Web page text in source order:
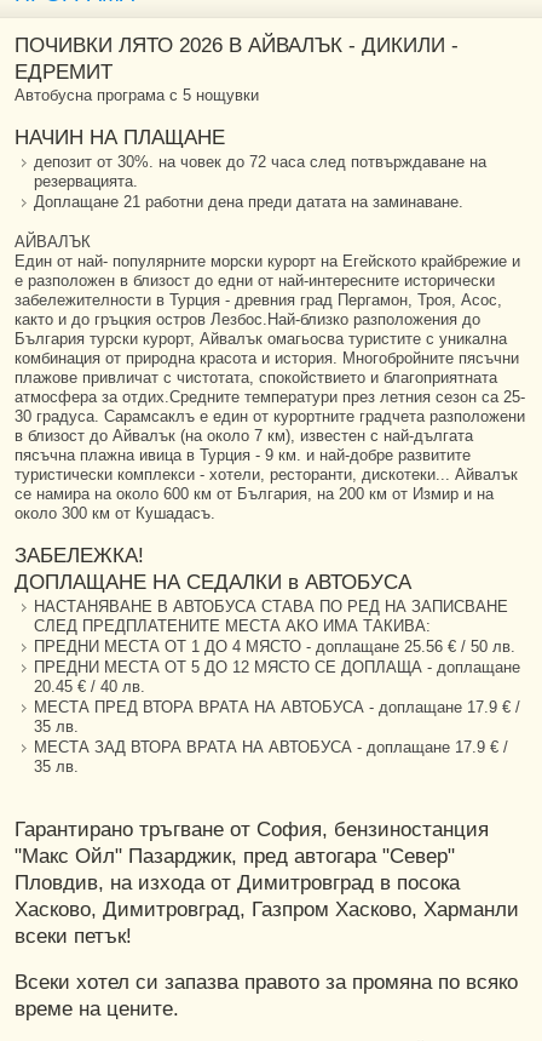
ПОЧИВКИ ЛЯТО 2026 В АЙВАЛЪК - ДИКИЛИ -
ЕДРЕМИТ
Автобусна програма с 5 нощувки
НАЧИН НА ПЛАЩАНЕ
депозит от 30%. на човек до 72 часа след потвърждаване на
резервацията.
Доплащане 21 работни дена преди датата на заминаване.
АЙВАЛЪК
Един от най- популярните морски курорт на Егейското крайбрежие и
е разположен в близост до едни от най-интересните исторически
забележителности в Турция - древния град Пергамон, Троя, Асос,
както и до гръцкия остров Лезбос.Най-близко разположения до
България турски курорт, Айвалък омагьосва туристите с уникална
комбинация от природна красота и история. Многобройните пясъчни
плажове привличат с чистотата, спокойствието и благоприятната
атмосфера за отдих.Средните температури през летния сезон са 25-
30 градуса. Сарамсаклъ е един от курортните градчета разположени
в близост до Айвалък (на около 7 км), известен с най-дългата
пясъчна плажна ивица в Турция - 9 км. и най-добре развитите
туристически комплекси - хотели, ресторанти, дискотеки... Айвалък
се намира на около 600 км от България, на 200 км от Измир и на
около 300 км от Кушадасъ.
ЗАБЕЛЕЖКА!
ДОПЛАЩАНЕ НА СЕДАЛКИ в АВТОБУСА
НАСТАНЯВАНЕ В АВТОБУСА СТАВА ПО РЕД НА ЗАПИСВАНЕ
СЛЕД ПРЕДПЛАТЕНИТЕ МЕСТА АКО ИМА ТАКИВА:
ПРЕДНИ МЕСТА ОТ 1 ДО 4 МЯСТО - доплащане 25.56 € / 50 лв.
ПРЕДНИ МЕСТА ОТ 5 ДО 12 МЯСТО СЕ ДОПЛАЩА - доплащане
20.45 € / 40 лв.
МЕСТА ПРЕД ВТОРА ВРАТА НА АВТОБУСА - доплащане 17.9 € /
35 лв.
МЕСТА ЗАД ВТОРА ВРАТА НА АВТОБУСА - доплащане 17.9 € /
35 лв.
Гарантирано тръгване от София, бензиностанция
"Макс Ойл" Пазарджик, пред автогара "Север"
Пловдив, на изхода от Димитровград в посока
Хасково, Димитровград, Газпром Хасково, Харманли
всеки петък!
Всеки хотел си запазва правото за промяна по всяко
време на цените.